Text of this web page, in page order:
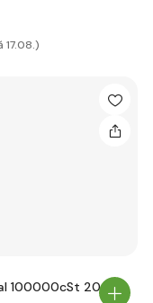
100000cSt 20ml